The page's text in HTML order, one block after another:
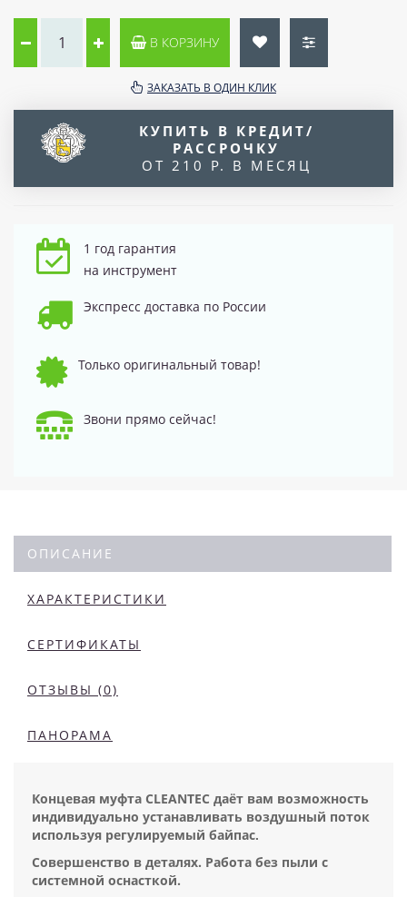
В КОРЗИНУ
ЗАКАЗАТЬ В ОДИН КЛИК
КУПИТЬ В КРЕДИТ/
РАССРОЧКУ
ОТ 210 Р. В МЕСЯЦ
1 год гарантия
на инструмент
Экспресс доставка по России
Только оригинальный товар!
Звони прямо сейчас!
ОПИСАНИЕ
ХАРАКТЕРИСТИКИ
СЕРТИФИКАТЫ
ОТЗЫВЫ (0)
ПАНОРАМА
Концевая муфта CLEANTEC даёт вам возможность
индивидуально устанавливать воздушный поток
используя регулируемый байпас.
Совершенство в деталях. Работа без пыли с
системной оснасткой.